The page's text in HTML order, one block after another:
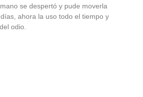
se despertó y pude moverla
ahora la uso todo el tiempo y
odio.